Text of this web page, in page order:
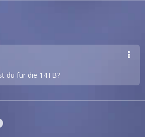
du für die 14TB?